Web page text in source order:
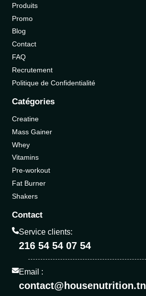
Produits
Promo
Blog
Contact
FAQ
Recrutement
Politique de Confidentialité
Catégories
Creatine
Mass Gainer
Whey
Vitamins
Pre-workout
Fat Burner
Shakers
Contact
Service clients:
216 54 54 07 54
Email :
contact@housenutrition.tn